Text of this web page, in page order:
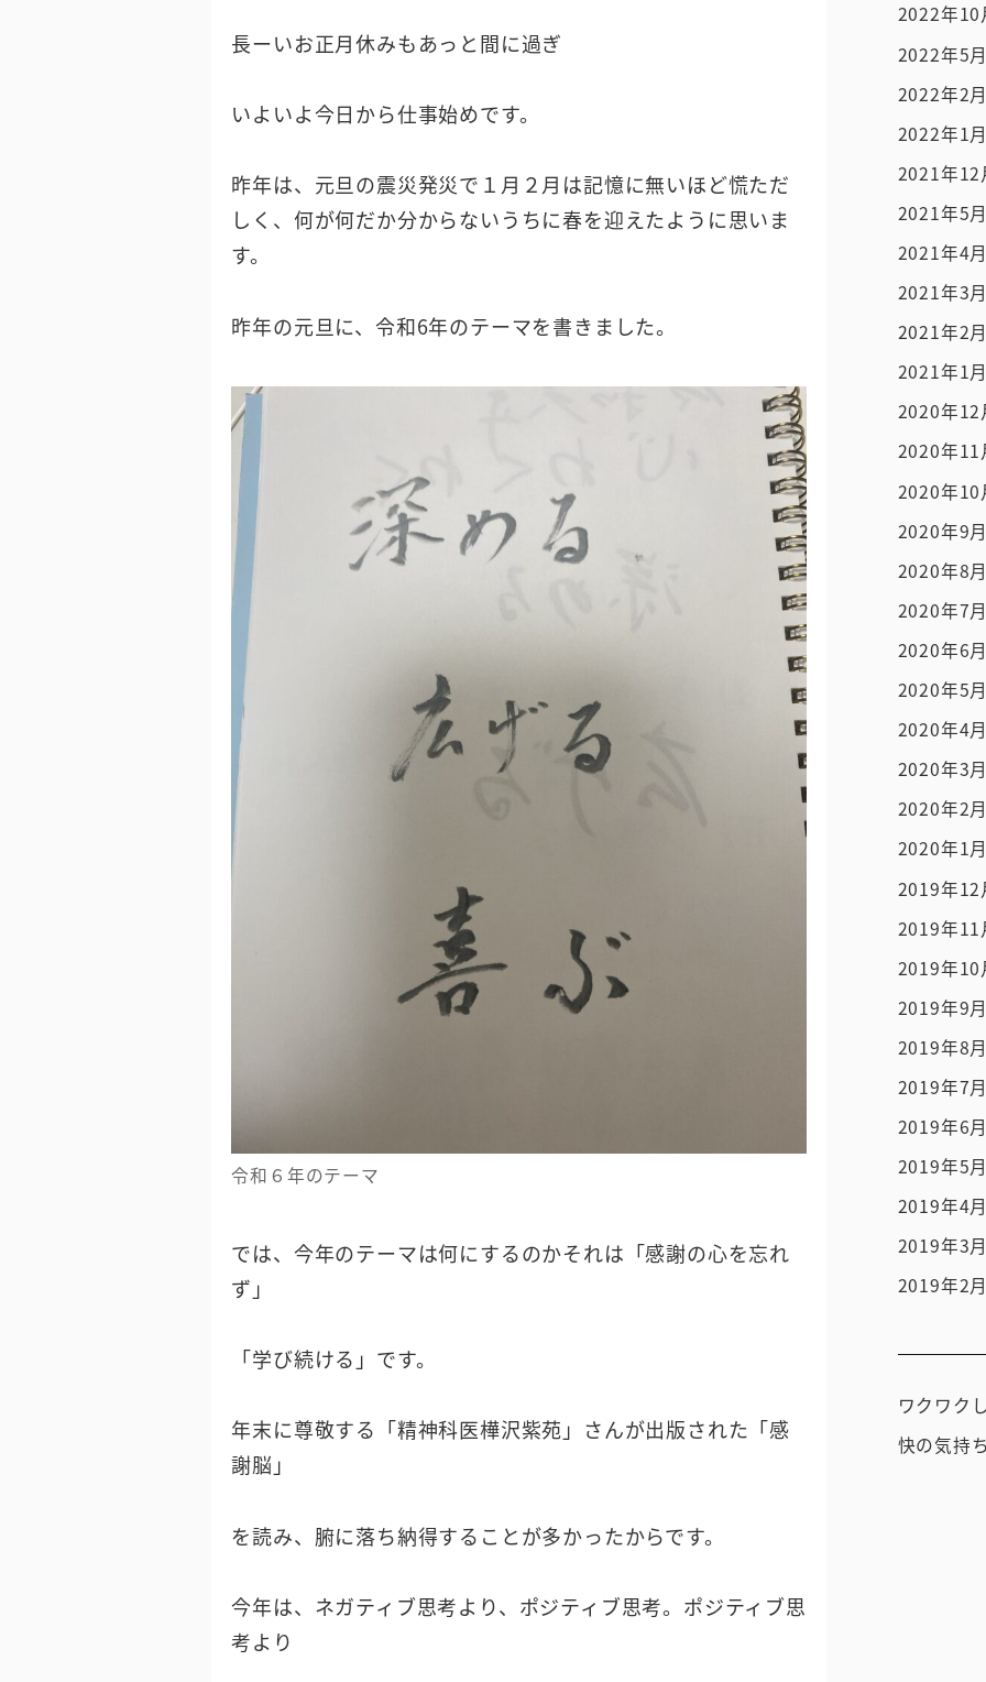
長ーいお正月休みもあっと間に過ぎ
いよいよ今日から仕事始めです。
昨年は、元旦の震災発災で１月２月は記憶に無いほど慌ただ
しく、何が何だか分からないうちに春を迎えたように思いま
す。
昨年の元旦に、令和6年のテーマを書きました。
令和６年のテーマ
では、今年のテーマは何にするのかそれは「感謝の心を忘れ
ず」
「学び続ける」です。
年末に尊敬する「精神科医樺沢紫苑」さんが出版された「感
謝脳」
を読み、腑に落ち納得することが多かったからです。
今年は、ネガティブ思考より、ポジティブ思考。ポジティブ思
考より
2022年10
2022年5月
2022年2月
2022年1月
2021年12
2021年5月
2021年4月
2021年3月
2021年2月
2021年1月
2020年12
2020年11
2020年10
2020年9月
2020年8月
2020年7月
2020年6月
2020年5月
2020年4月
2020年3月
2020年2月
2020年1月
2019年12
2019年11
2019年10
2019年9月
2019年8月
2019年7月
2019年6月
2019年5月
2019年4月
2019年3月
2019年2月
ワクワク
快の気持